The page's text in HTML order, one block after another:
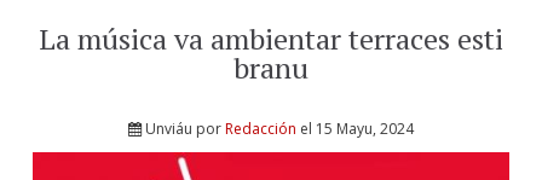
La música va ambientar terraces esti
branu
Unviáu porRedacción el 15 Mayu, 2024